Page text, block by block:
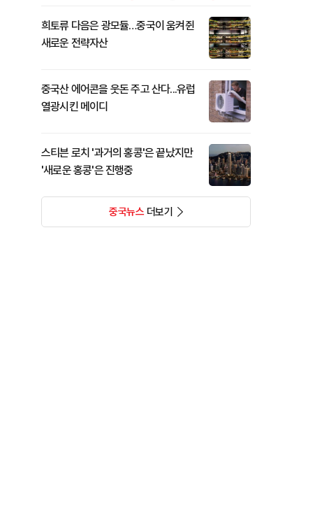
희토류 다음은 광모듈…중국이 움켜쥔
새로운 전략자산
중국산 에어콘을 웃돈 주고 산다...유럽
열광시킨 메이디
스티븐 로치 '과거의 홍콩'은 끝났지만
'새로운 홍콩'은 진행중
중국뉴스더보기